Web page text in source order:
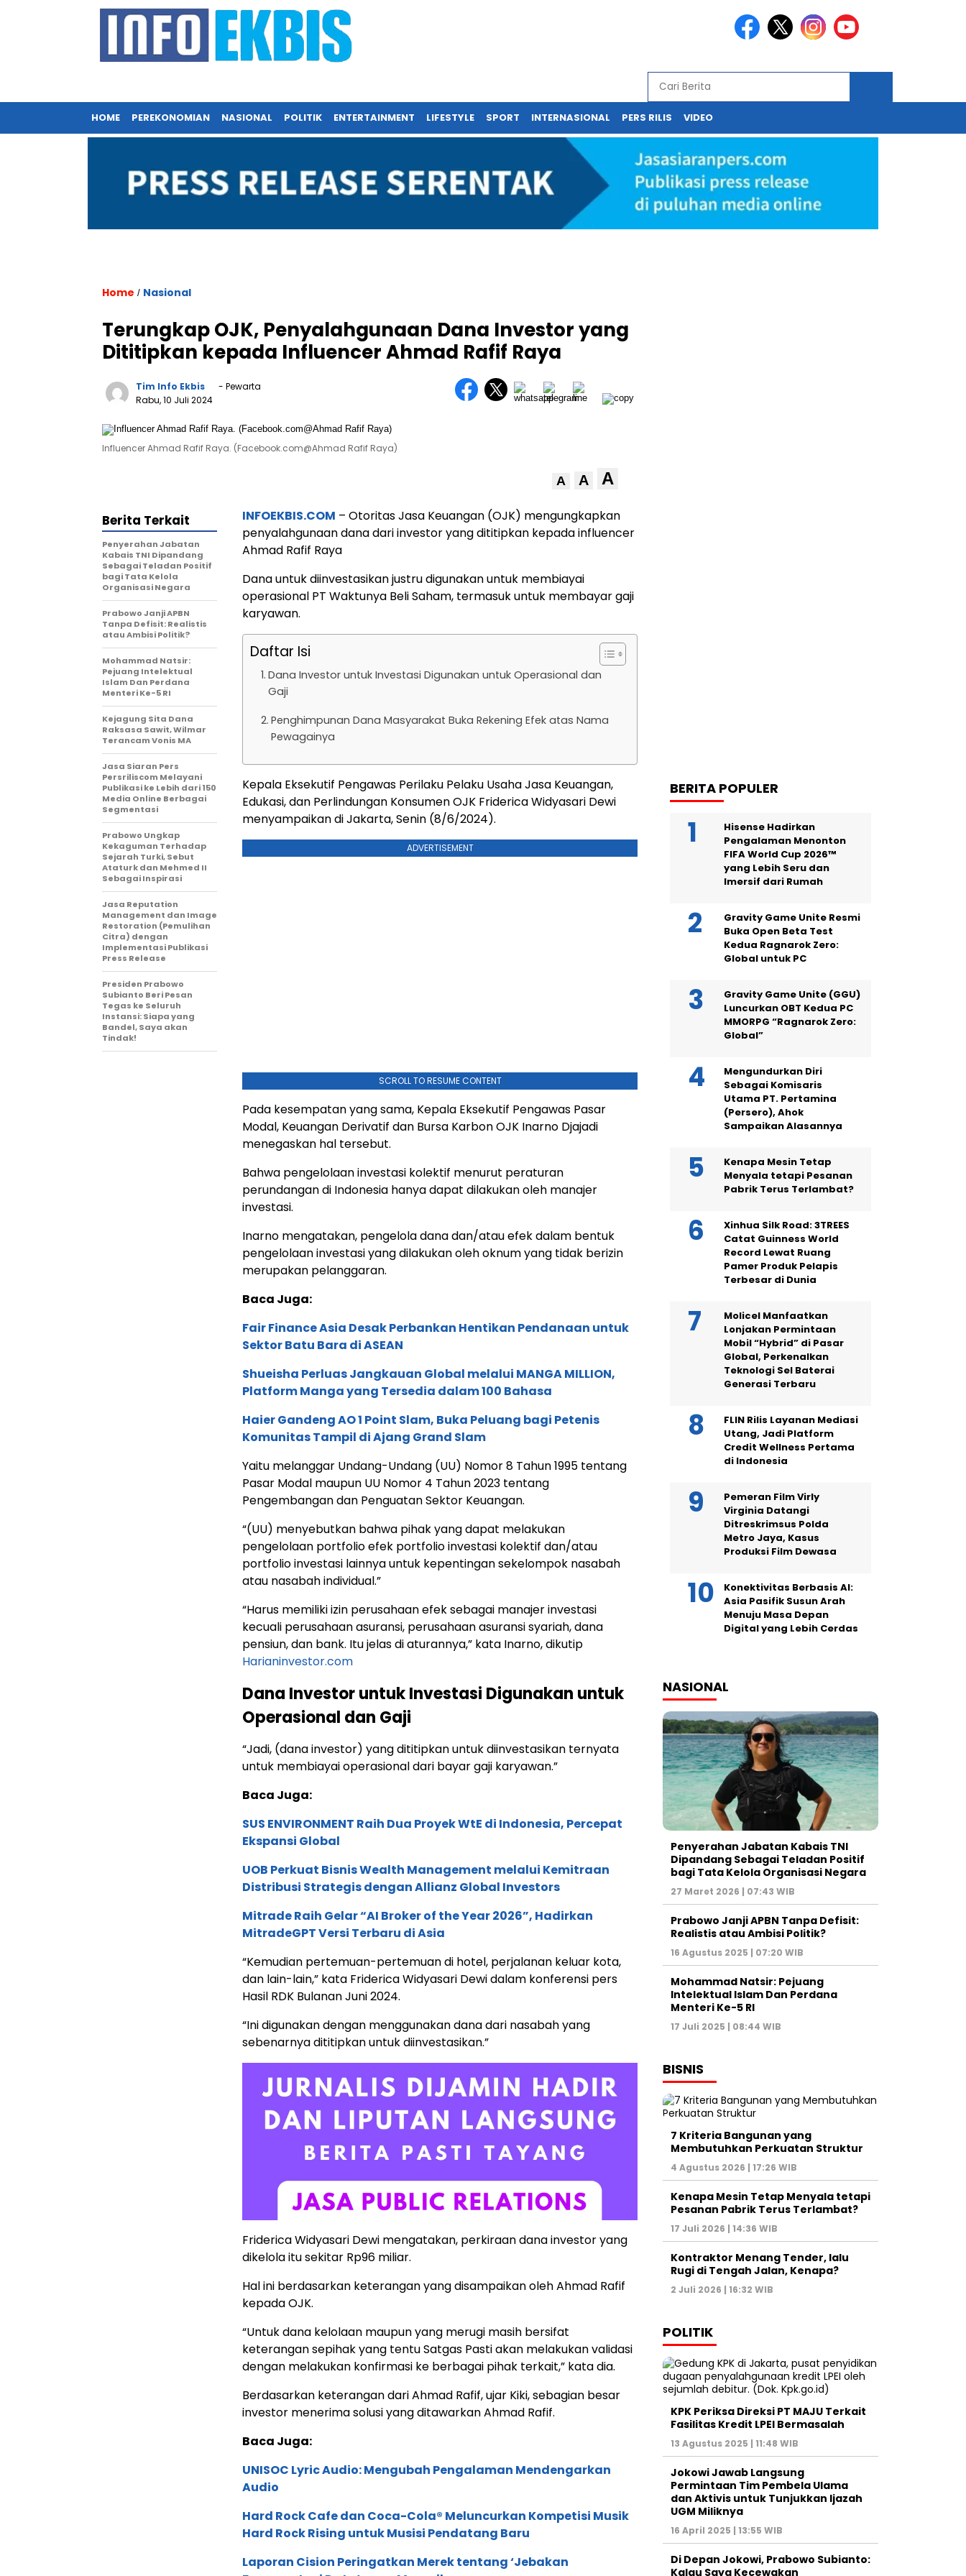
HOME PEREKONOMIAN NASIONAL POLITIK ENTERTAINMENT LIFESTYLE SPORT INTERNASIONAL PERS RILIS VIDEO
Home / Nasional
Terungkap OJK, Penyalahgunaan Dana Investor yang
Dititipkan kepada Influencer Ahmad Rafif Raya
Tim Info Ekbis
- Pewarta
Rabu, 10 Juli 2024
Influencer Ahmad Rafif Raya. (Facebook.com@Ahmad Rafif Raya)
A A A
INFOEKBIS.COM – Otoritas Jasa Keuangan (OJK) mengungkapkan
penyalahgunaan dana dari investor yang dititipkan kepada influencer
Ahmad Rafif Raya
Dana untuk diinvestasikan justru digunakan untuk membiayai
operasional PT Waktunya Beli Saham, termasuk untuk membayar gaji
karyawan.
Daftar Isi
Dana Investor untuk Investasi Digunakan untuk Operasional dan
Gaji
Penghimpunan Dana Masyarakat Buka Rekening Efek atas Nama
Pewagainya
Kepala Eksekutif Pengawas Perilaku Pelaku Usaha Jasa Keuangan,
Edukasi, dan Perlindungan Konsumen OJK Friderica Widyasari Dewi
menyampaikan di Jakarta, Senin (8/6/2024).
ADVERTISEMENT
SCROLL TO RESUME CONTENT
Pada kesempatan yang sama, Kepala Eksekutif Pengawas Pasar
Modal, Keuangan Derivatif dan Bursa Karbon OJK Inarno Djajadi
menegaskan hal tersebut.
Bahwa pengelolaan investasi kolektif menurut peraturan
perundangan di Indonesia hanya dapat dilakukan oleh manajer
investasi.
Inarno mengatakan, pengelola dana dan/atau efek dalam bentuk
pengelolaan investasi yang dilakukan oleh oknum yang tidak berizin
merupakan pelanggaran.
Baca Juga:
Fair Finance Asia Desak Perbankan Hentikan Pendanaan untuk
Sektor Batu Bara di ASEAN
Shueisha Perluas Jangkauan Global melalui MANGA MILLION,
Platform Manga yang Tersedia dalam 100 Bahasa
Haier Gandeng AO 1 Point Slam, Buka Peluang bagi Petenis
Komunitas Tampil di Ajang Grand Slam
Yaitu melanggar Undang-Undang (UU) Nomor 8 Tahun 1995 tentang
Pasar Modal maupun UU Nomor 4 Tahun 2023 tentang
Pengembangan dan Penguatan Sektor Keuangan.
“(UU) menyebutkan bahwa pihak yang dapat melakukan
pengelolaan portfolio efek portfolio investasi kolektif dan/atau
portfolio investasi lainnya untuk kepentingan sekelompok nasabah
atau nasabah individual.”
“Harus memiliki izin perusahaan efek sebagai manajer investasi
kecuali perusahaan asuransi, perusahaan asuransi syariah, dana
pensiun, dan bank. Itu jelas di aturannya,” kata Inarno, dikutip
Harianinvestor.com
Dana Investor untuk Investasi Digunakan untuk
Operasional dan Gaji
“Jadi, (dana investor) yang dititipkan untuk diinvestasikan ternyata
untuk membiayai operasional dari bayar gaji karyawan.”
Baca Juga:
SUS ENVIRONMENT Raih Dua Proyek WtE di Indonesia, Percepat
Ekspansi Global
UOB Perkuat Bisnis Wealth Management melalui Kemitraan
Distribusi Strategis dengan Allianz Global Investors
Mitrade Raih Gelar “AI Broker of the Year 2026”, Hadirkan
MitradeGPT Versi Terbaru di Asia
“Kemudian pertemuan-pertemuan di hotel, perjalanan keluar kota,
dan lain-lain,” kata Friderica Widyasari Dewi dalam konferensi pers
Hasil RDK Bulanan Juni 2024.
“Ini digunakan dengan menggunakan dana dari nasabah yang
sebenarnya dititipkan untuk diinvestasikan.”
Friderica Widyasari Dewi mengatakan, perkiraan dana investor yang
dikelola itu sekitar Rp96 miliar.
Hal ini berdasarkan keterangan yang disampaikan oleh Ahmad Rafif
kepada OJK.
“Untuk dana kelolaan maupun yang merugi masih bersifat
keterangan sepihak yang tentu Satgas Pasti akan melakukan validasi
dengan melakukan konfirmasi ke berbagai pihak terkait,” kata dia.
Berdasarkan keterangan dari Ahmad Rafif, ujar Kiki, sebagian besar
investor menerima solusi yang ditawarkan Ahmad Rafif.
Baca Juga:
UNISOC Lyric Audio: Mengubah Pengalaman Mendengarkan
Audio
Hard Rock Cafe dan Coca-Cola® Meluncurkan Kompetisi Musik
Hard Rock Rising untuk Musisi Pendatang Baru
Laporan Cision Peringatkan Merek tentang ‘Jebakan
Berita Terkait
Penyerahan Jabatan
Kabais TNI Dipandang
Sebagai Teladan Positif
bagi Tata Kelola
Organisasi Negara
Prabowo Janji APBN
Tanpa Defisit: Realistis
atau Ambisi Politik?
Mohammad Natsir:
Pejuang Intelektual
Islam Dan Perdana
Menteri Ke-5 RI
Kejagung Sita Dana
Raksasa Sawit, Wilmar
Terancam Vonis MA
Jasa Siaran Pers
Persriliscom Melayani
Publikasi ke Lebih dari 150
Media Online Berbagai
Segmentasi
Prabowo Ungkap
Kekaguman Terhadap
Sejarah Turki, Sebut
Ataturk dan Mehmed II
Sebagai Inspirasi
Jasa Reputation
Management dan Image
Restoration (Pemulihan
Citra) dengan
Implementasi Publikasi
Press Release
Presiden Prabowo
Subianto Beri Pesan
Tegas ke Seluruh
Instansi: Siapa yang
Bandel, Saya akan
Tindak!
BERITA POPULER
Hisense Hadirkan
Pengalaman Menonton
FIFA World Cup 2026™
yang Lebih Seru dan
Imersif dari Rumah
Gravity Game Unite Resmi
Buka Open Beta Test
Kedua Ragnarok Zero:
Global untuk PC
Gravity Game Unite (GGU)
Luncurkan OBT Kedua PC
MMORPG “Ragnarok Zero:
Global”
Mengundurkan Diri
Sebagai Komisaris
Utama PT. Pertamina
(Persero), Ahok
Sampaikan Alasannya
Kenapa Mesin Tetap
Menyala tetapi Pesanan
Pabrik Terus Terlambat?
Xinhua Silk Road: 3TREES
Catat Guinness World
Record Lewat Ruang
Pamer Produk Pelapis
Terbesar di Dunia
Molicel Manfaatkan
Lonjakan Permintaan
Mobil “Hybrid” di Pasar
Global, Perkenalkan
Teknologi Sel Baterai
Generasi Terbaru
FLIN Rilis Layanan Mediasi
Utang, Jadi Platform
Credit Wellness Pertama
di Indonesia
Pemeran Film Virly
Virginia Datangi
Ditreskrimsus Polda
Metro Jaya, Kasus
Produksi Film Dewasa
Konektivitas Berbasis AI:
Asia Pasifik Susun Arah
Menuju Masa Depan
Digital yang Lebih Cerdas
NASIONAL
Penyerahan Jabatan Kabais TNI
Dipandang Sebagai Teladan Positif
bagi Tata Kelola Organisasi Negara
27 Maret 2026 | 07:43 WIB
Prabowo Janji APBN Tanpa Defisit:
Realistis atau Ambisi Politik?
16 Agustus 2025 | 07:20 WIB
Mohammad Natsir: Pejuang
Intelektual Islam Dan Perdana
Menteri Ke-5 RI
17 Juli 2025 | 08:44 WIB
BISNIS
7 Kriteria Bangunan yang
Membutuhkan Perkuatan Struktur
4 Agustus 2026 | 17:26 WIB
Kenapa Mesin Tetap Menyala tetapi
Pesanan Pabrik Terus Terlambat?
17 Juli 2026 | 14:36 WIB
Kontraktor Menang Tender, lalu
Rugi di Tengah Jalan, Kenapa?
2 Juli 2026 | 16:32 WIB
POLITIK
KPK Periksa Direksi PT MAJU Terkait
Fasilitas Kredit LPEI Bermasalah
13 Agustus 2025 | 11:48 WIB
Jokowi Jawab Langsung
Permintaan Tim Pembela Ulama
dan Aktivis untuk Tunjukkan Ijazah
UGM Miliknya
16 April 2025 | 13:55 WIB
Di Depan Jokowi, Prabowo Subianto:
Kalau Saya Kecewakan